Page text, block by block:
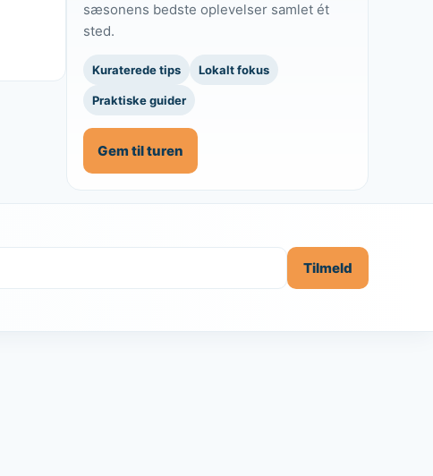
sæsonens bedste oplevelser samlet ét
sted.
Kuraterede tips Lokalt fokus
Praktiske guider
Gem til turen
Tilmeld